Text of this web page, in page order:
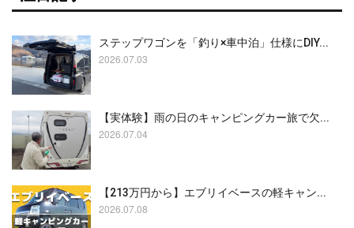
ステップワゴンを「釣り×車中泊」仕様にDIY...
2026.07.03
【実体験】雨の日のキャンピングカー旅で欠...
2026.07.04
【213万円から】エブリイベースの軽キャン...
2026.07.08